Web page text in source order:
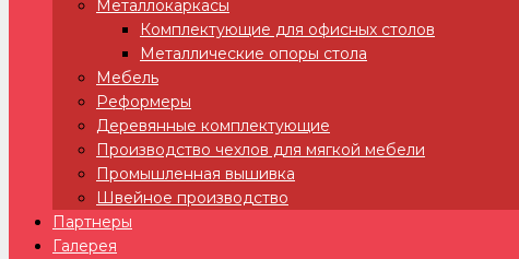
Металлокаркасы
Комплектующие для офисных столов
Металлические опоры стола
Мебель
Реформеры
Деревянные комплектующие
Производство чехлов для мягкой мебели
Промышленная вышивка
Швейное производство
Партнеры
Галерея